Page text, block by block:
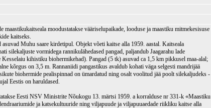
maastikukaitseala moodustatakse vääriselupaikade, looduse ja maastiku mitmekesisuse
kaitseks.
asuvad Muhu saare kirdetipul. Objekt võeti kaitse alla 1959. aastal. Kaitseala
silekaljuste vormidega rannikulähedased pangad, paljandub Jaagarahu lade
Kesselaiu kihistiku biohermikehad). Pangad (5 tk) asuvad ca 1,5 km pikkusel maa-alal;
kõrgus on 3,5 m. Rannaniidi pangastikus avaldub kohati väga selgesti mandrijää
biohermide pealispinnad on ümardatud ning osalt voolitud jää poolt silekaljudeks -
Eestis on haruldased.
Eesti NSV Ministrite Nõukogu 13. märtsi 1959. a korralduse nr 331-k «Maastiku
ja katsekultuuride ning viljapuude ja viljapuuaedade riikliku kaitse alla